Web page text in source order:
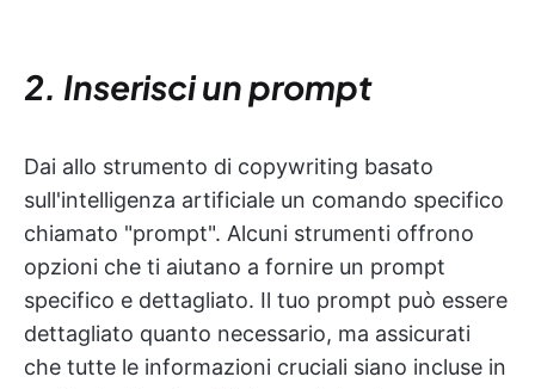
2. Inserisci un prompt
Dai allo strumento di copywriting basato
sull'intelligenza artificiale un comando specifico
chiamato "prompt". Alcuni strumenti offrono
opzioni che ti aiutano a fornire un prompt
specifico e dettagliato. Il tuo prompt può essere
dettagliato quanto necessario, ma assicurati
che tutte le informazioni cruciali siano incluse in